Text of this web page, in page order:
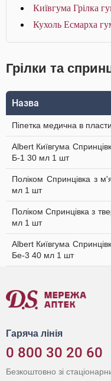
Київгума Грілка
Кухоль Есмарха
Грілки та
Назва
Піпетка медична в
Albert Київгума
Б-1 30 мл 1 шт
Поліком Спринцівка з
мл 1 шт
Поліком Спринцівка з
мл 1 шт
Albert Київгума
Бе-3 40 мл 1 шт
Гаряча лінія
0 800 30 20 60
Безкоштовно зі